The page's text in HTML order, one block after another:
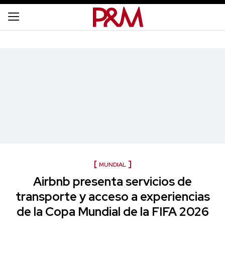
MUNDIAL
Airbnb presenta servicios de
transporte y acceso a experiencias
de la Copa Mundial de la FIFA 2026